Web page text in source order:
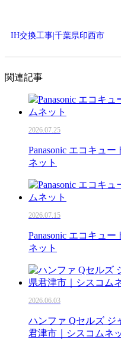
IH交換工事|千葉県印西市
関連記事
2026.07.25
Panasonic エコキュ
ネット
2026.07.15
Panasonic エコキュ
ネット
2026.06.03
ハンファ Qセルズ ジ
君津市｜シスコムネ